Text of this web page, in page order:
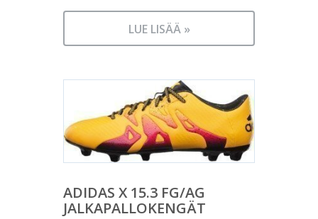
LUE LISÄÄ »
ADIDAS X 15.3 FG/AG
JALKAPALLOKENGÄT